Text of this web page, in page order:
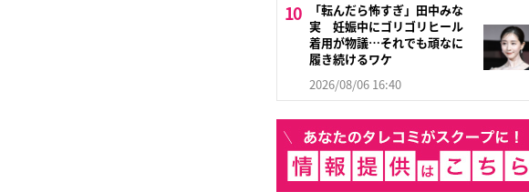
「転んだら怖すぎ」田中みな
実 妊娠中にゴリゴリヒール
着用が物議…それでも頑なに
履き続けるワケ
2026/08/06 16:40